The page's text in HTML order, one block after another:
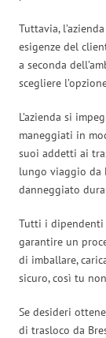
Tuttavia,
esigenze del
a seconda
scegliere
L’azienda si
maneggiati in
suoi addetti ai
lungo viaggio da
danneggiato
Tutti i dipendenti
garantire un
di imballare,
sicuro, così tu
Se desideri
di trasloco da